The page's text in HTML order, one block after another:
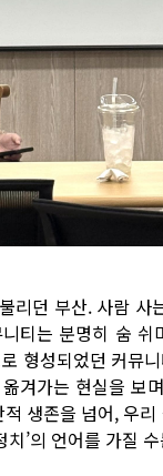
리던 부산. 사람 사
티는 분명히 숨 쉬
형성되었던 커뮤
겨가는 현실을 보
생존을 넘어, 우
치’의 언어를 가질